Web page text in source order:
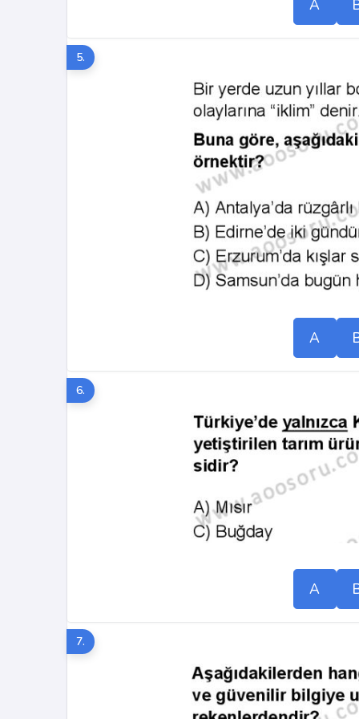
A
5.
A
6.
A
7.